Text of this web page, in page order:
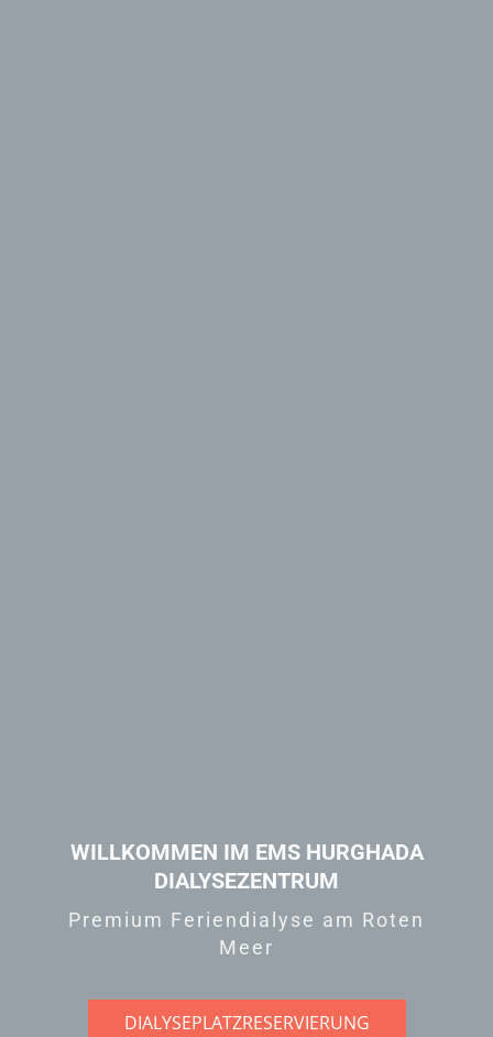
WILLKOMMEN IM EMS HURGHADA
DIALYSEZENTRUM
Premium Feriendialyse am Roten
Meer
DIALYSEPLATZRESERVIERUNG